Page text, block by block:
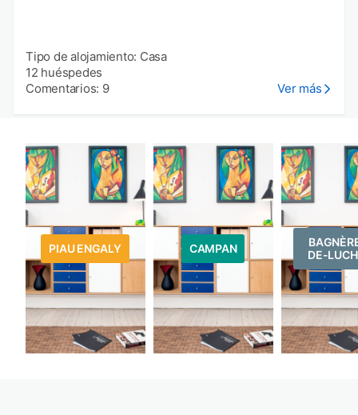
Tipo de alojamiento: Casa
12 huéspedes
Comentarios: 9
Ver más
PIAU ENGALY CAMPAN
DE-